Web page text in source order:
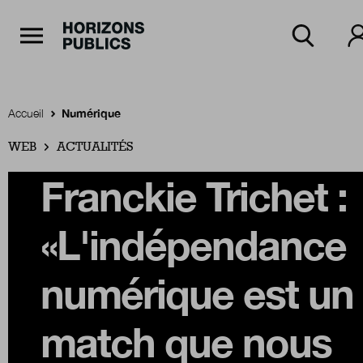
Accueil
Rubriques
Numéros
Accueil Numérique
WEB ACTUALITÉS
Franckie Trichet :
«L'indépendance
numérique est un
match que nous